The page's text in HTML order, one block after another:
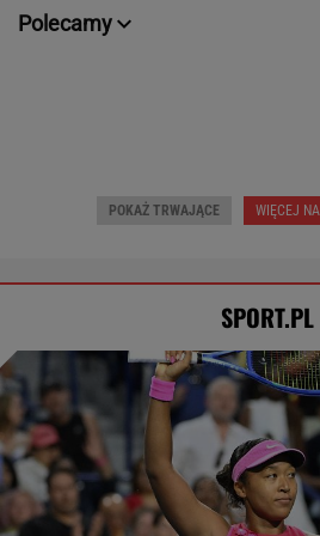
Polecamy
POKAŻ TRWAJĄCE WIĘCEJ NA
SPORT.PL